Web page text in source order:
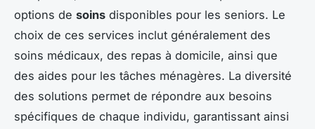
options de soins disponibles pour les seniors. Le
choix de ces services inclut généralement des
soins médicaux, des repas à domicile, ainsi que
des aides pour les tâches ménagères. La diversité
des solutions permet de répondre aux besoins
spécifiques de chaque individu, garantissant ainsi